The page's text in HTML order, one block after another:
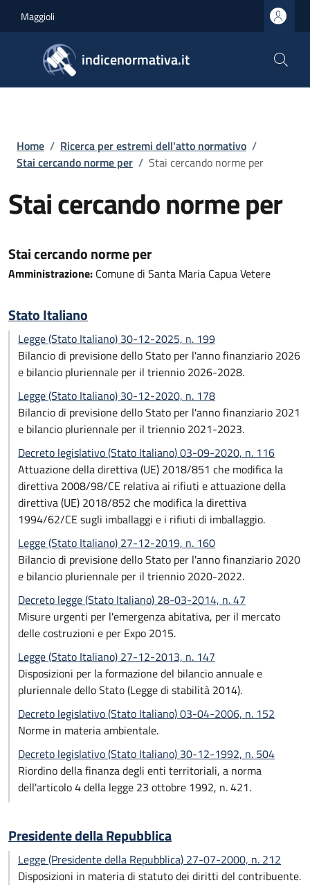
Maggioli
indicenormativa.it
Briciole di pane
Home / Ricerca per estremi dell'atto normativo /
Stai cercando norme per / Stai cercando norme per
Stai cercando norme per
Stai cercando norme per
Amministrazione: Comune di Santa Maria Capua Vetere
Stato Italiano
Legge (Stato Italiano) 30-12-2025, n. 199
Bilancio di previsione dello Stato per l'anno finanziario 2026
e bilancio pluriennale per il triennio 2026-2028.
Legge (Stato Italiano) 30-12-2020, n. 178
Bilancio di previsione dello Stato per l'anno finanziario 2021
e bilancio pluriennale per il triennio 2021-2023.
Decreto legislativo (Stato Italiano) 03-09-2020, n. 116
Attuazione della direttiva (UE) 2018/851 che modifica la
direttiva 2008/98/CE relativa ai rifiuti e attuazione della
direttiva (UE) 2018/852 che modifica la direttiva
1994/62/CE sugli imballaggi e i rifiuti di imballaggio.
Legge (Stato Italiano) 27-12-2019, n. 160
Bilancio di previsione dello Stato per l'anno finanziario 2020
e bilancio pluriennale per il triennio 2020-2022.
Decreto legge (Stato Italiano) 28-03-2014, n. 47
Misure urgenti per l'emergenza abitativa, per il mercato
delle costruzioni e per Expo 2015.
Legge (Stato Italiano) 27-12-2013, n. 147
Disposizioni per la formazione del bilancio annuale e
pluriennale dello Stato (Legge di stabilità 2014).
Decreto legislativo (Stato Italiano) 03-04-2006, n. 152
Norme in materia ambientale.
Decreto legislativo (Stato Italiano) 30-12-1992, n. 504
Riordino della finanza degli enti territoriali, a norma
dell'articolo 4 della legge 23 ottobre 1992, n. 421.
Presidente della Repubblica
Legge (Presidente della Repubblica) 27-07-2000, n. 212
Disposizioni in materia di statuto dei diritti del contribuente.